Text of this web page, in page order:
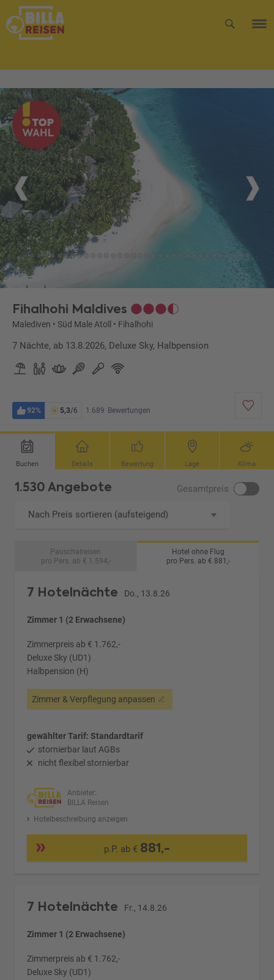
Fihalhohi Maldives
Malediven • Süd Male Atoll • Fihalhohi
7 Nächte, ab 13.8.2026, Deluxe Sky, Halbpension
92% 5,3/6 1.689 Bewertungen
Buchen Details Bewertung Lage Klima
1.530 Angebote Gesamtpreis
Nach Preis sortieren (aufsteigend)
Pauschalreisen
pro Pers. ab € 1.594,-
Hotel ohne Flug
pro Pers. ab € 881,-
7 Hotelnächte Do., 13.8.26
Zimmer 1 (2 Erwachsene)
Zimmerpreis ab € 1.762,-
Deluxe Sky (UD1)
Halbpension (H)
Zimmer & Verpflegung anpassen
gewählter Tarif: Standardtarif
stornierbar laut AGBs
nicht flexibel stornierbar
Anbieter:
BILLA Reisen
Hotelbeschreibung anzeigen
p.P. ab € 881,-
7 Hotelnächte Fr., 14.8.26
Zimmer 1 (2 Erwachsene)
Zimmerpreis ab € 1.762,-
Deluxe Sky (UD1)